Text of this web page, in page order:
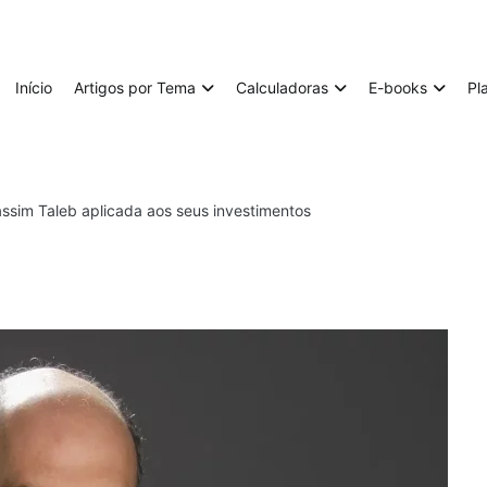
Início Artigos por Tema Calculadoras E-books
Taleb aplicada aos seus investimentos